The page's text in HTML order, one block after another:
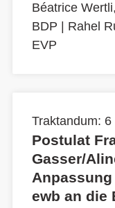
Béatrice
BDP
Rahel
EVP
Traktandum:
Postulat
Gasser/
ewb an die